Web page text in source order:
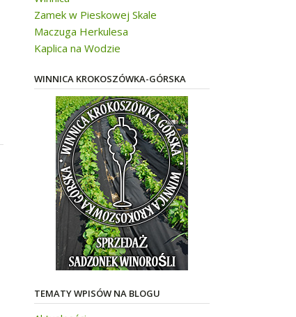
Zamek w Pieskowej Skale
Maczuga Herkulesa
Kaplica na Wodzie
WINNICA KROKOSZÓWKA-GÓRSKA
TEMATY WPISÓW NA BLOGU